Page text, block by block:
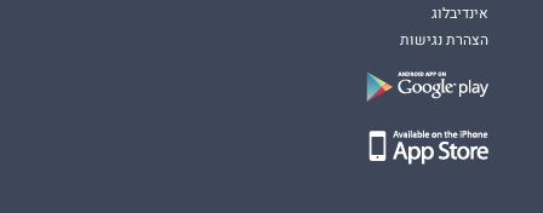
אינדיבלוג
הצהרת נגישות